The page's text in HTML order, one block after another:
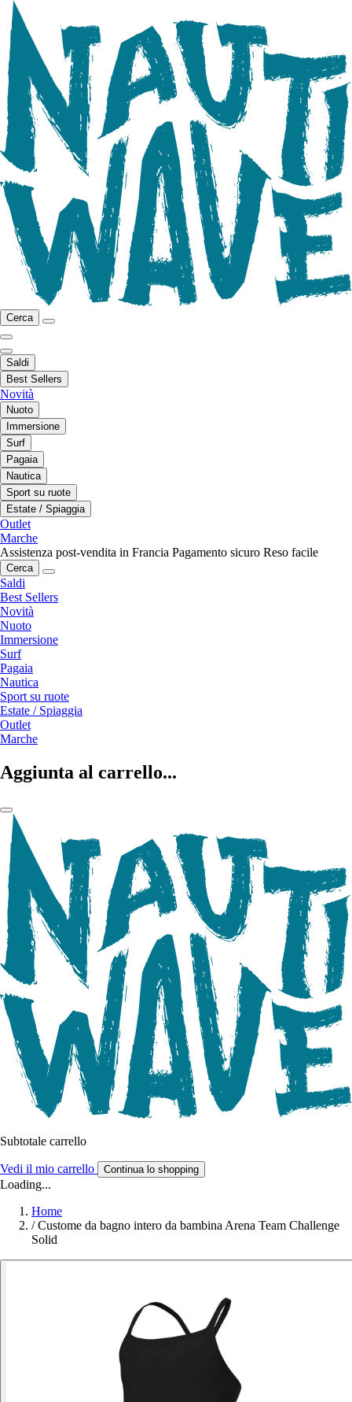
Cerca
Saldi
Best Sellers
Novità
Nuoto
Immersione
Surf
Pagaia
Nautica
Sport su ruote
Estate / Spiaggia
Outlet
Marche
Assistenza post-vendita in Francia Pagamento sicuro Reso facile
Cerca
Saldi
Best Sellers
Novità
Nuoto
Immersione
Surf
Pagaia
Nautica
Sport su ruote
Estate / Spiaggia
Outlet
Marche
Aggiunta al carrello...
Subtotale carrello
Vedi il mio carrello Continua lo shopping
Loading...
Home
/ Custome da bagno intero da bambina Arena Team Challenge
Solid